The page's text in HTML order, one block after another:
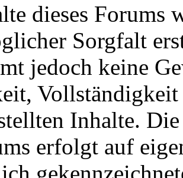
dieses Forums
Sorgfalt
jedoch keine
Inhalte.
erfolgt auf